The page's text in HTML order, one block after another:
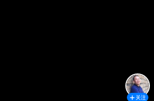
关注